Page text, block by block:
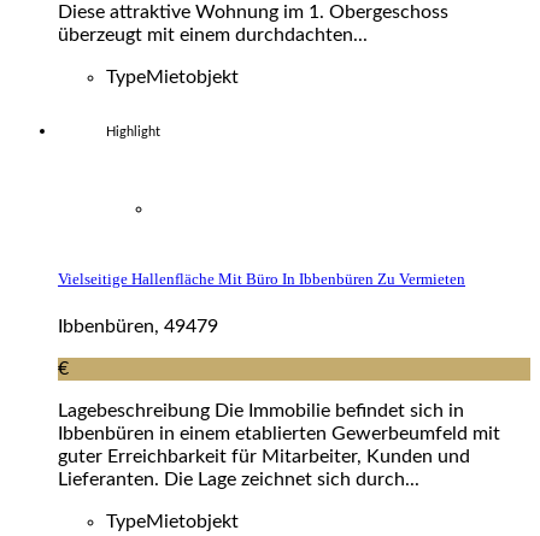
Diese attraktive Wohnung im 1. Obergeschoss
überzeugt mit einem durchdachten...
TypeMietobjekt
Highlight
Vielseitige Hallenfläche Mit Büro In Ibbenbüren Zu Vermieten
Ibbenbüren, 49479
€
Lagebeschreibung Die Immobilie befindet sich in
Ibbenbüren in einem etablierten Gewerbeumfeld mit
guter Erreichbarkeit für Mitarbeiter, Kunden und
Lieferanten. Die Lage zeichnet sich durch...
TypeMietobjekt